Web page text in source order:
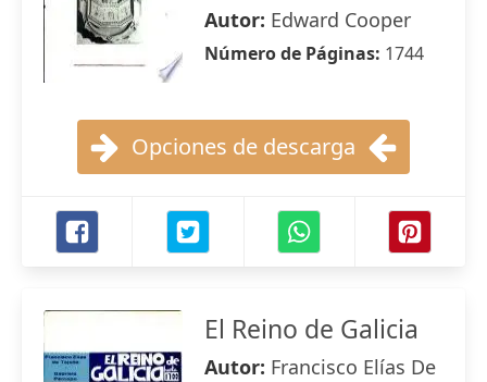
Autor: Edward Cooper
Número de Páginas: 1744
Opciones de descarga
El Reino de Galicia
Autor: Francisco Elías De